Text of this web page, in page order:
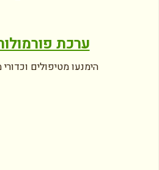
ערכת
הימנעו מטיפולים